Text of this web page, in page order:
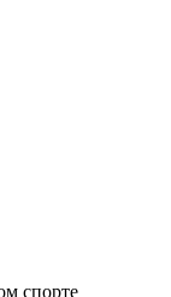
спорте